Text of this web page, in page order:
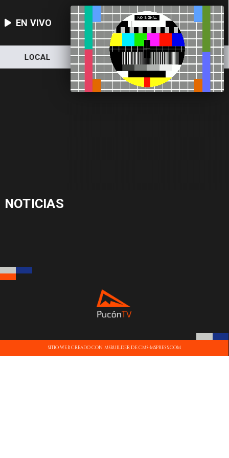
EN VIVO
LOCAL NACIONAL DEPORTES
NOTICIAS
SITIO WEB CREADO CON MSBUILDER DE CMS-MSPRESS.COM